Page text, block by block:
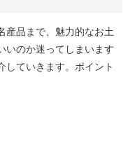
産品まで、魅力的なお土
いのか迷ってしまいます
していきます。ポイント